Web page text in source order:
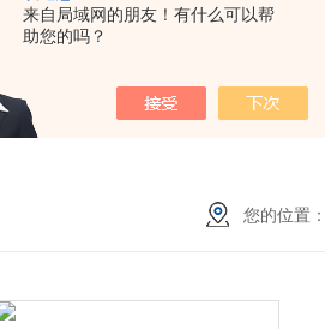
来自局域网的朋友！有什么可以帮
助您的吗？
NACG-7-E-O-25日本无机 酸性气体去除化学滤芯
您的位置：